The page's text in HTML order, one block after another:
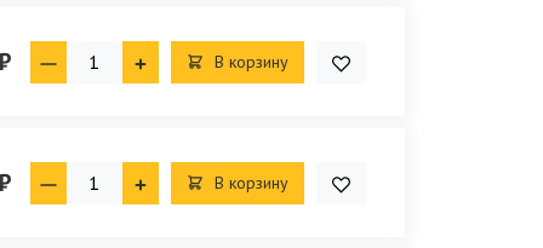
В корзину
В корзину